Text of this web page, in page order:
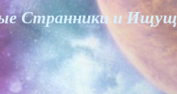
Странники и